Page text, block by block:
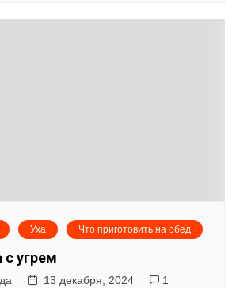
Уха Что приготовить на обед
с угрем
13 декабря, 2024 1